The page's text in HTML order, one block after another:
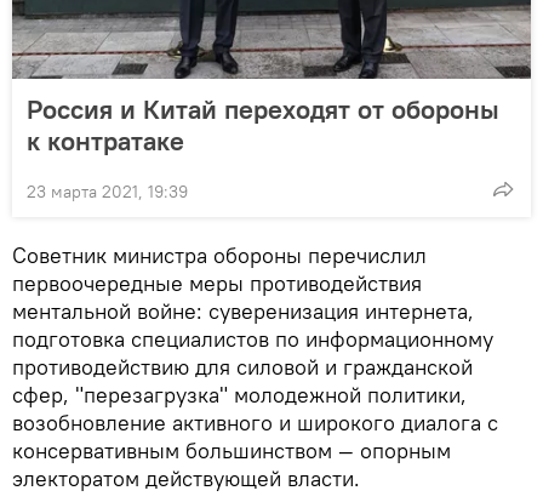
Россия и Китай переходят от обороны
к контратаке
23 марта 2021, 19:39
Советник министра обороны перечислил
первоочередные меры противодействия
ментальной войне: суверенизация интернета,
подготовка специалистов по информационному
противодействию для силовой и гражданской
сфер, "перезагрузка" молодежной политики,
возобновление активного и широкого диалога с
консервативным большинством — опорным
электоратом действующей власти.